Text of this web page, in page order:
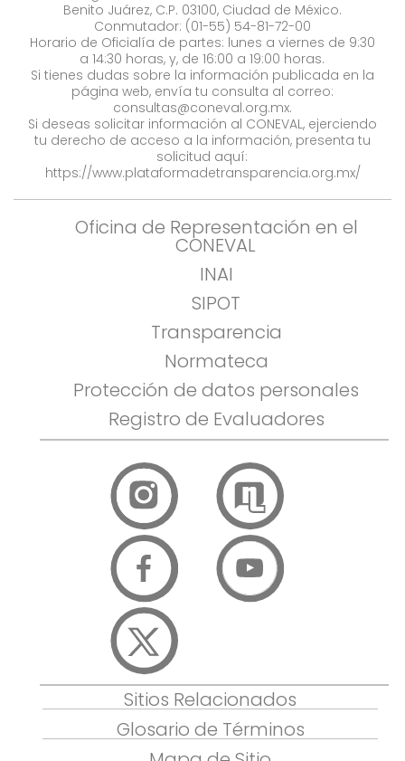
Benito Juárez, C.P. 03100, Ciudad de México.
Conmutador: (01-55) 54-81-72-00
Horario de Oficialía de partes: lunes a viernes de 9:30
a 14:30 horas, y, de 16:00 a 19:00 horas.
Si tienes dudas sobre la información publicada en la
página web, envía tu consulta al correo:
consultas@coneval.org.mx.
Si deseas solicitar información al CONEVAL, ejerciendo
tu derecho de acceso a la información, presenta tu
solicitud aquí:
https://www.plataformadetransparencia.org.mx/
Oficina de Representación en el
CONEVAL
INAI
SIPOT
Transparencia
Normateca
Protección de datos personales
Registro de Evaluadores
Sitios Relacionados
Glosario de Términos